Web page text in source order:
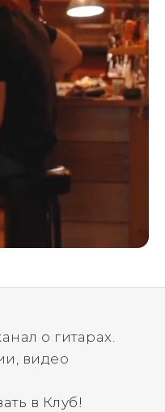
о гитарах.
видео
в Клуб!